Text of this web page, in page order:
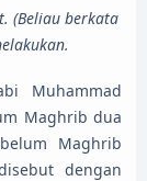
(Beliau berkata
Muhammad
Maghrib dua
Maghrib
dengan